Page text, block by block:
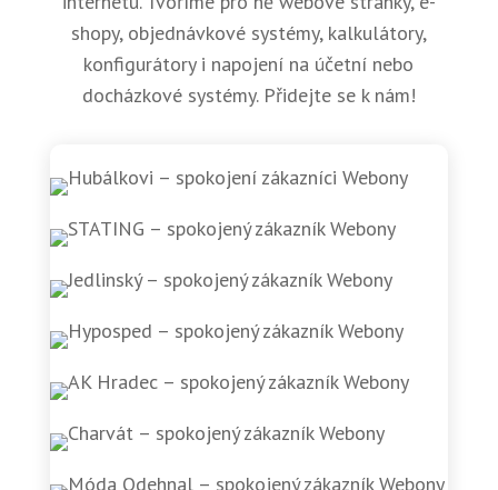
shopy, objednávkové systémy, kalkulátory,
konfigurátory i napojení na účetní nebo
docházkové systémy. Přidejte se k nám!